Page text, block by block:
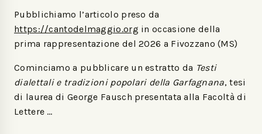
Pubblichiamo l’articolo preso da
https://cantodelmaggio.org in occasione della
prima rappresentazione del 2026 a Fivozzano (MS)
Cominciamo a pubblicare un estratto da Testi
dialettali e tradizioni popolari della Garfagnana, tesi
di laurea di George Fausch presentata alla Facoltà di
Lettere …